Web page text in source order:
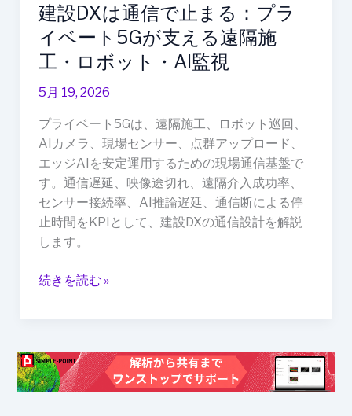
建設DXは通信で止まる：プラ
イベート5Gが支える遠隔施
工・ロボット・AI監視
5月 19, 2026
プライベート5Gは、遠隔施工、ロボット巡回、
AIカメラ、現場センサー、点群アップロード、
エッジAIを安定運用するための現場通信基盤で
す。通信遅延、映像途切れ、遠隔介入成功率、
センサー接続率、AI推論遅延、通信断による停
止時間をKPIとして、建設DXの通信設計を解説
します。
プ
ラ
イ
ベ
ー
5G
が
支
え
る
遠
隔
工・
ト・
AI
続きを読む »